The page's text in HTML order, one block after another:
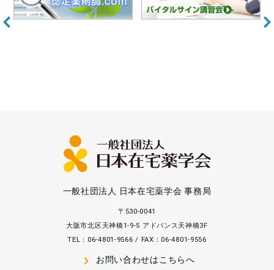
一般社団法人 日本在宅薬学会 事務局
〒530-0041
大阪市北区天神橋1-9-5 アドバンス天神橋3F
TEL：06-4801-9566 / FAX：06-4801-9556
navigate_next お問い合わせはこちらへ